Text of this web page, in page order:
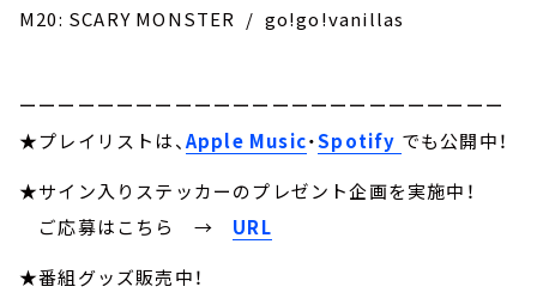
M20: ‎SCARY MONSTER / go!go!vanillas
ーーーーーーーーーーーーーーーーーーーーーーーーー
★プレイリストは、Apple Music・Spotify でも公開中！
★サイン入りステッカーのプレゼント企画を実施中！
ご応募はこちら → URL
★番組グッズ販売中！